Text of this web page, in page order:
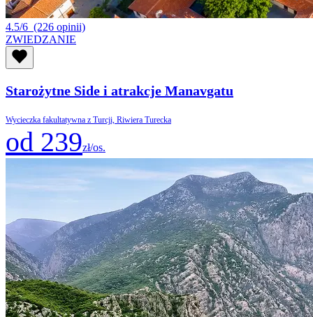
4.5/6 (226 opinii)
ZWIEDZANIE
Starożytne Side i atrakcje Manavgatu
Wycieczka fakultatywna z Turcji, Riwiera Turecka
od 239zł/os.